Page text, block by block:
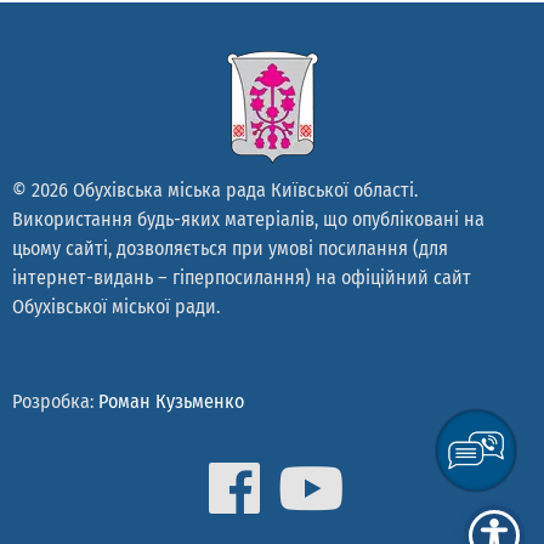
© 2026 Обухівська міська рада Київської області.
Використання будь-яких матеріалів, що опубліковані на
цьому сайті, дозволяється при умові посилання (для
інтернет-видань – гіперпосилання) на офіційний сайт
Обухівської міської ради.
Розробка: Роман Кузьменко